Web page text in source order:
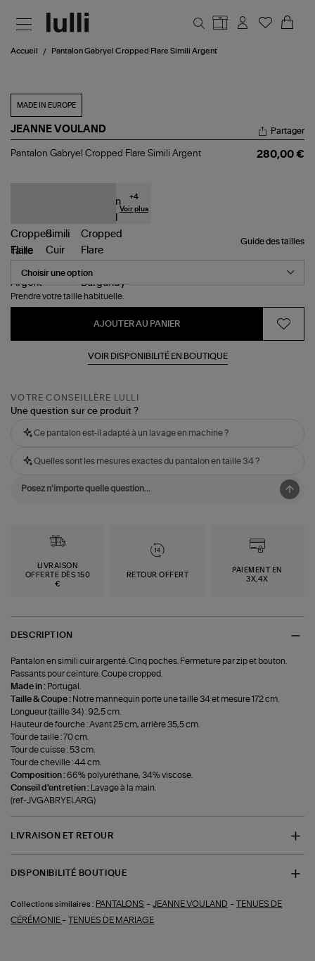
Accueil Pantalon Gabryel Cropped Flare Simili Argent
MADE IN EUROPE
JEANNE VOULAND
Pantalon
Partager
Pantalon Gabryel Cropped Flare Simili Argent 280,00 €
+4
Voir plus
Guide des tailles
Taille
Prendre votre taille habituelle.
AJOUTER AU PANIER
VOIR DISPONIBILITÉ EN BOUTIQUE
VOTRE CONSEILLÈRE LULLI
Une question sur ce produit ?
Ce pantalon est-il adapté à un lavage en machine ?
Quelles sont les mesures exactes du pantalon en taille 34 ?
LIVRAISON
OFFERTE DÈS 150
€
RETOUR OFFERT
PAIEMENT EN
3X,4X
DESCRIPTION
Pantalon en simili cuir argenté. Cinq poches. Fermeture par zip et bouton.
Passants pour ceinture. Coupe cropped.
Made in : Portugal.
Taille & Coupe : Notre mannequin porte une taille 34 et mesure 172 cm.
Longueur (taille 34) : 92,5 cm.
Hauteur de fourche : Avant 25 cm, arrière 35,5 cm.
Tour de taille : 70 cm.
Tour de cuisse : 53 cm.
Tour de cheville : 44 cm.
Composition :66% polyuréthane, 34% viscose.
Conseil d'entretien :
Lavage à la main.
(ref-JVGABRYELARG)
LIVRAISON ET RETOUR
DISPONIBILITÉ BOUTIQUE
Collections similaires : PANTALONS -JEANNE VOULAND -TENUES DE
CÉRÉMONIE -TENUES DE MARIAGE